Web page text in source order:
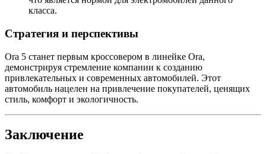
класса.
Стратегия и перспективы
Ora 5 станет первым кроссовером в линейке Ora,
демонстрируя стремление компании к созданию
привлекательных и современных автомобилей. Этот
автомобиль нацелен на привлечение покупателей, ценящих
стиль, комфорт и экологичность.
Заключение